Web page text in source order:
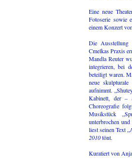
Eine neue
Fotoserie sowie
einem Konzert
Die Ausstellung
Cmelkas Praxis
Mandla Reuter
integrieren, bei
beteiligt waren.
neue
aufnimmt.
Kabinett, der –
Choreografie
Musikstück
unterbrochen
liest seinen Text
2010tönt.
Kuratiert von